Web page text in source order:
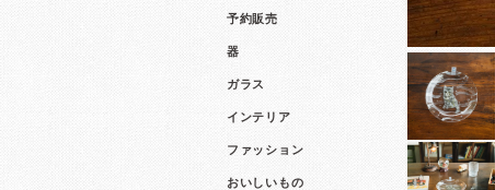
予約販売
器
ガラス
インテリア
ファッション
おいしいもの